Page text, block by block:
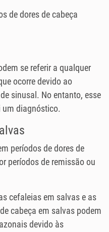
de dores de cabeça
se referir a qualquer
ocorre devido ao
sinusal. No entanto, esse
diagnóstico.
períodos de dores de
períodos de remissão ou
cefaleias em salvas e as
cabeça em salvas podem
devido às